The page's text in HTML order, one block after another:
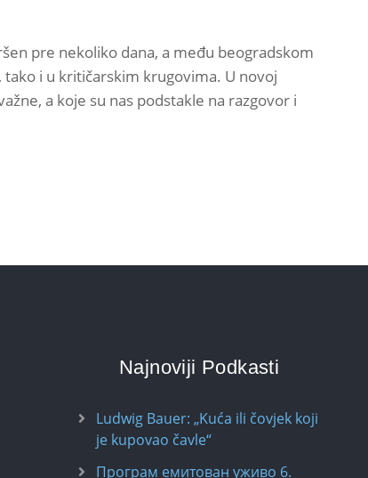
pre nekoliko dana, a među beogradskom
i u kritičarskim krugovima. U novoj
a koje su nas podstakle na razgovor i
Najnoviji Podkasti
Ludwig Bauer: „Kuća ili čovjek koji
je kupovao čavle“
Програм емитован уживо 6.